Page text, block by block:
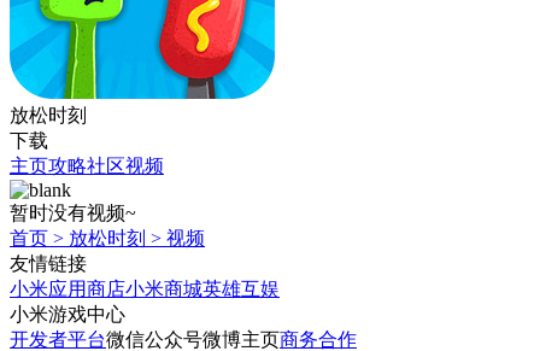
放松时刻
下载
主页攻略社区视频
暂时没有视频~
首页 > 放松时刻 > 视频
友情链接
小米应用商店小米商城英雄互娱
小米游戏中心
开发者平台微信公众号微博主页商务合作